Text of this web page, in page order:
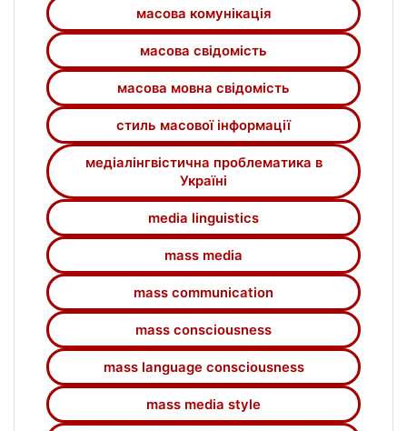
масова комунікація
масова свідомість
масова мовна свідомість
стиль масової інформації
медіалінгвістична проблематика в
Україні
media linguistics
mass media
mass communication
mass consciousness
mass language consciousness
mass media style